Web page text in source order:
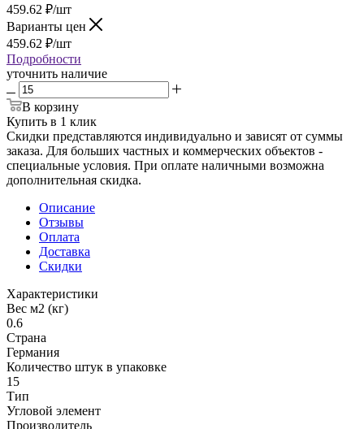
459.62 ₽/шт
Варианты цен
459.62 ₽/шт
Подробности
уточнить наличие
В корзину
Купить в 1 клик
Скидки представляются индивидуально и зависят от суммы
заказа. Для больших частных и коммерческих объектов -
специальные условия. При оплате наличными возможна
дополнительная скидка.
Описание
Отзывы
Оплата
Доставка
Скидки
Характеристики
Вес м2 (кг)
0.6
Страна
Германия
Количество штук в упаковке
15
Тип
Угловой элемент
Производитель